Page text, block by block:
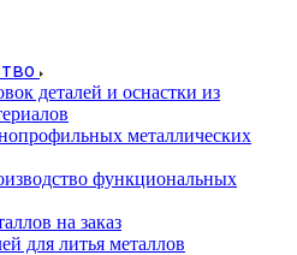
деталей и оснастки из
металлических
функциональных
на заказ
для литья металлов